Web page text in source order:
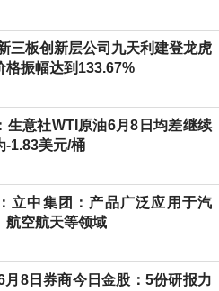
三板创新层公司九天利建登龙虎
格振幅达到133.67%
生意社WTI原油6月8日均差继续
-1.83美元/桶
立中集团：产品广泛应用于汽
航空航天等领域
月8日券商今日金股：5份研报力